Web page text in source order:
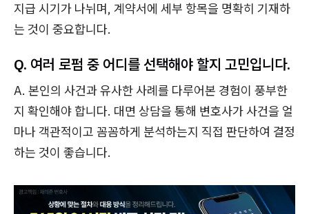
지급 시기가 나뉘며, 계약서에 세부 항목을 명확히 기재하
는 것이 중요합니다.
Q. 여러 로펌 중 어디를 선택해야 할지 고민입니다.
A. 본인의 사건과 유사한 사례를 다루어본 경험이 풍부한
지 확인해야 합니다. 대면 상담을 통해 변호사가 사건을 얼
마나 객관적이고 꼼꼼하게 분석하는지 직접 판단하여 결정
하는 것이 좋습니다.